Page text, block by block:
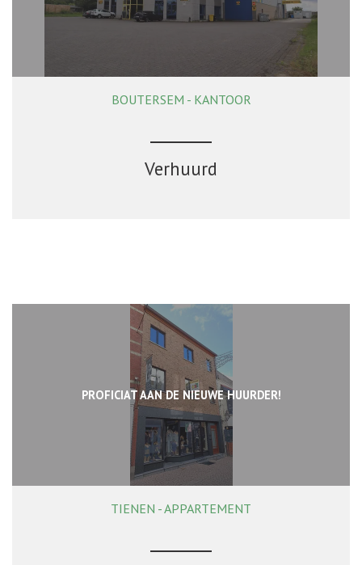
125 m²
BOUTERSEM - KANTOOR
Verhuurd
PROFICIAT AAN DE NIEUWE HUURDER!
139 m²
TIENEN - APPARTEMENT